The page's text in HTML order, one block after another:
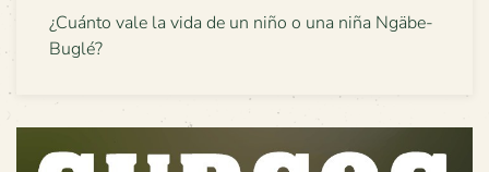
¿Cuánto vale la vida de un niño o una niña Ngäbe-
Buglé?